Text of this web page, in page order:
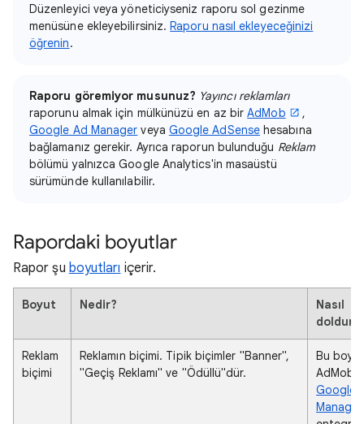
Düzenleyici veya yöneticiyseniz raporu sol gezinme
menüsüne ekleyebilirsiniz.Raporu nasıl ekleyeceğinizi
öğrenin.
Raporu göremiyor musunuz? Yayıncı reklamları
raporunu almak için mülkünüzü en az birAdMob
,
Google Ad Manager veya Google AdSensehesabına
bağlamanız gerekir. Ayrıca raporun bulunduğu Reklam
bölümü yalnızca Google Analytics'in masaüstü
sürümünde kullanılabilir.
Rapordaki boyutlar
Rapor şu boyutları içerir.
Boyut Nedir?
Nasıl
Reklam
biçimi
Reklamın biçimi. Tipik biçimler "Banner",
"Geçiş Reklamı" ve "Ödüllü"dür.
Bu
AdMob
Google
Manager